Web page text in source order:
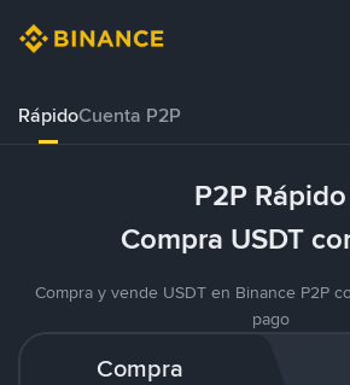
RápidoCuenta P2P
P2P Rápido
Compra USDT
Compra y vende USDT en Binance P2P
pago
Compra